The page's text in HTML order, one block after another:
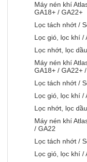
Máy nén khí
GA18+ / GA22+
Lọc tách nhớt /
Lọc gió, lọc khí /
Lọc nhớt, lọc
Máy nén khí
GA18+ /
Lọc tách nhớt /
Lọc gió, lọc khí /
Lọc nhớt, lọc
Máy nén khí
/ GA22
Lọc tách nhớt /
Lọc gió, lọc khí /